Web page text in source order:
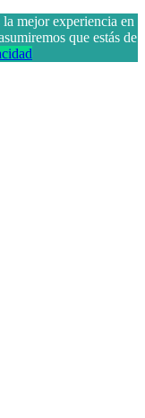
mejor experiencia en
que estás de